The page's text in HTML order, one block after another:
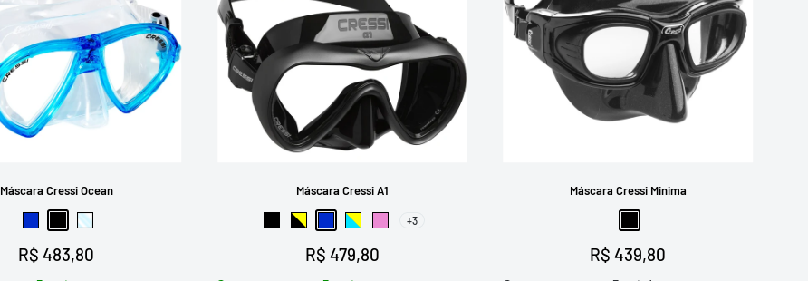
Máscara Cressi Ocean
PretoTransparente
Preço
promocional
R$ 483,80
Máscara Cressi A1
PretoPreto-AmareloAzul-Amarelo
Rosa+3
Preço
promocional
R$ 479,80
Máscara Cressi Minima
Preço
promocional
R$ 439,80